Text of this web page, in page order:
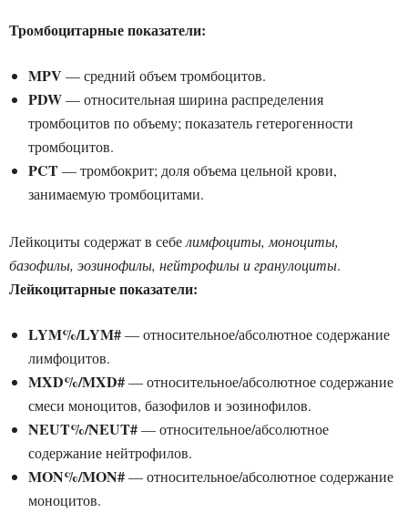
Тромбоцитарные показатели:
MPV — средний объем тромбоцитов.
PDW— относительная ширина распределения
тромбоцитов по объему; показатель гетерогенности
тромбоцитов.
PCT— тромбокрит; доля объема цельной крови,
занимаемую тромбоцитами.
Лейкоциты содержат в себелимфоциты, моноциты,
базофилы, эозинофилы, нейтрофилы и гранулоциты.
Лейкоцитарные показатели:
LYM%/LYM#— относительное/абсолютное содержание
лимфоцитов.
MXD%/MXD#— относительное/абсолютное содержание
смеси моноцитов, базофилов и эозинофилов.
NEUT%/NEUT#— относительное/абсолютное
содержание нейтрофилов.
MON%/MON#— относительное/абсолютное содержание
моноцитов.